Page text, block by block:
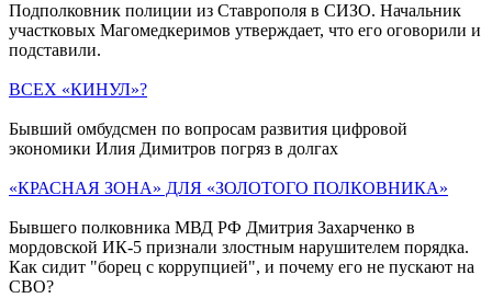
Подполковник полиции из Ставрополя в СИЗО. Начальник
участковых Магомедкеримов утверждает, что его оговорили и
подставили.
ВСЕХ «КИНУЛ»?
Бывший омбудсмен по вопросам развития цифровой
экономики Илия Димитров погряз в долгах
«КРАСНАЯ ЗОНА» ДЛЯ «ЗОЛОТОГО ПОЛКОВНИКА»
Бывшего полковника МВД РФ Дмитрия Захарченко в
мордовской ИК-5 признали злостным нарушителем порядка.
Как сидит "борец с коррупцией", и почему его не пускают на
СВО?